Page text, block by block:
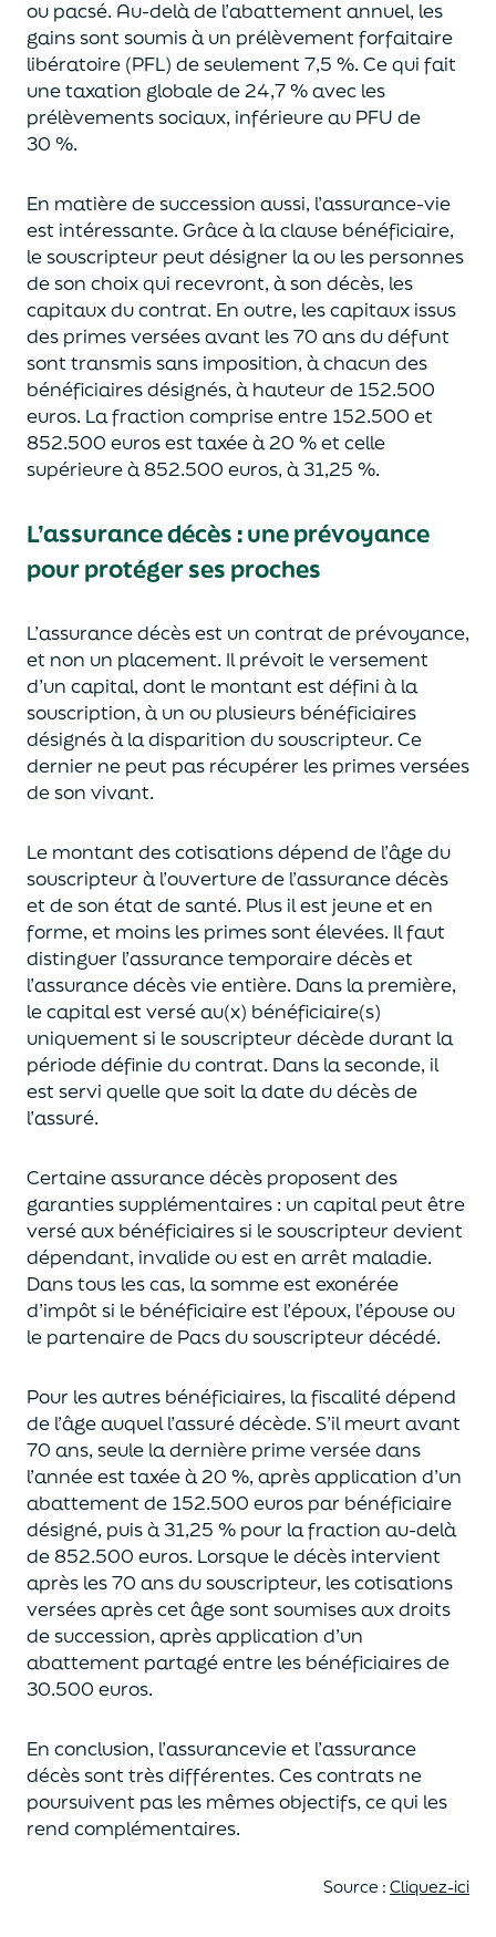
ou pacsé. Au-delàde l’abattement annuel, les
gains sont soumis à un prélèvement forfaitaire
libératoire (PFL) de seulement 7,5 %. Ce qui fait
une taxation globale de24,7 % avec les
prélèvements sociaux, inférieure au PFU de
30 %.
En matière de succession aussi, l’assurance-vie
est intéressante. Grâce à la clause bénéficiaire,
le souscripteur peut désigner la ou les personnes
de son choix qui recevront, à son décès, les
capitaux du contrat. En outre, les capitaux issus
des primes versées avant les 70 ans du défunt
sont transmis sans imposition, à chacun des
bénéficiaires désignés, à hauteur de 152.500
euros. La fraction comprise entre 152.500 et
852.500 eurosest taxée à 20 % et celle
supérieure à 852.500 euros, à 31,25 %.
L’assurance décès :une prévoyance
pour protéger ses proches
L’assurance décès est un contrat de prévoyance,
et non un placement. Il prévoit le versement
d’un capital, dont le montant est défini à la
souscription, à un ou plusieurs bénéficiaires
désignés à la disparition du souscripteur. Ce
dernier ne peut pas récupérer les primes versées
de son vivant.
Le montant des cotisations dépend de l’âgedu
souscripteur à l’ouverture de l’assurance décès
et de son état de santé. Plus il est jeuneet en
forme, et moins les primes sont élevées. Il faut
distinguer l’assurance temporaire décès et
l’assurancedécèsvie entière. Dans la première,
le capital estversé au(x) bénéficiaire(s)
uniquementsi le souscripteur décède durant la
période définie du contrat. Dans la seconde, il
est servi quelle que soit la date du décès de
l’assuré.
Certaine assurance décès proposentdes
garanties supplémentaires : un capitalpeut être
versé aux bénéficiaires si le souscripteur devient
dépendant, invalide ouest en arrêt maladie.
Dans tous les cas, la somme est exonérée
d’impôt si le bénéficiaire est l’époux, l’épouse ou
le partenaire de Pacsdu souscripteur décédé.
Pour les autres bénéficiaires, la fiscalité dépend
de l’âgeauquell’assuré décède. S’il meurt avant
70 ans, seule la dernière prime versée dans
l’année esttaxée à 20 %, après application d’un
abattement de 152.500 euros par bénéficiaire
désigné, puis à 31,25 % pour la fraction au-delà
de852.500 euros. Lorsque le décès intervient
après les 70 ans du souscripteur, les cotisations
versées après cet âge sont soumises aux droits
de succession, après application d’un
abattement partagé entre les bénéficiaires de
30.500 euros.
En conclusion, l’assurancevie et l’assurance
décès sont très différentes. Ces contrats ne
poursuivent pas les mêmes objectifs, ce qui les
rend complémentaires.
Source : Cliquez-ici